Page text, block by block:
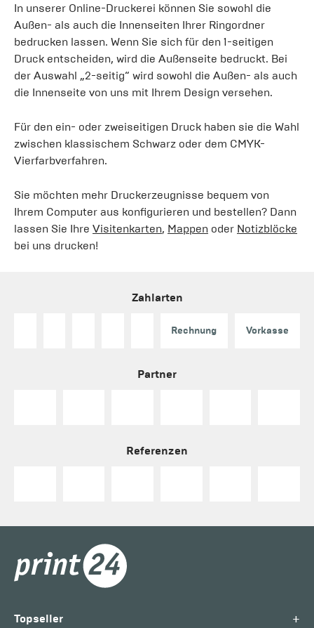
In unserer Online-Druckerei können Sie sowohl die
Außen- als auch die Innenseiten Ihrer Ringordner
bedrucken lassen. Wenn Sie sich für den 1-seitigen
Druck entscheiden, wird die Außenseite bedruckt. Bei
der Auswahl „2-seitig“ wird sowohl die Außen- als auch
die Innenseite von uns mit Ihrem Design versehen.
Für den ein- oder zweiseitigen Druck haben sie die Wahl
zwischen klassischem Schwarz oder dem CMYK-
Vierfarbverfahren.
Sie möchten mehr Druckerzeugnisse bequem von
Ihrem Computer aus konfigurieren und bestellen? Dann
lassen Sie Ihre Visitenkarten, Mappen oder Notizblöcke
bei uns drucken!
Zahlarten
Rechnung Vorkasse
Partner
Referenzen
Topseller +